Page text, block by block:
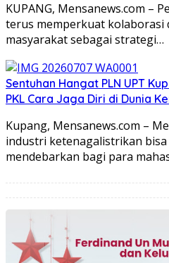
KUPANG, Mensanews.com –
terus memperkuat kolaborasi
masyarakat sebagai strategi…
Sentuhan Hangat PLN UPT
PKL Cara Jaga Diri di Dunia
Kupang, Mensanews.com –
industri ketenagalistrikan
mendebarkan bagi para